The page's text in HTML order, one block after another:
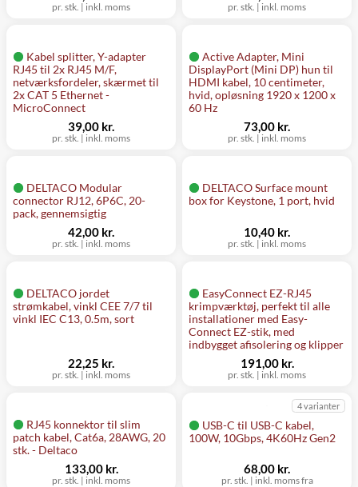
pr. stk. | inkl. moms pr. stk. | inkl. moms
Kabel splitter, Y-adapter
RJ45 til 2x RJ45 M/F,
netværksfordeler, skærmet til
2x CAT 5 Ethernet -
MicroConnect
pr. stk. | inkl. moms
39,00 kr.
Active Adapter, Mini
DisplayPort (Mini DP) hun til
HDMI kabel, 10 centimeter,
hvid, opløsning 1920 x 1200 x
60 Hz
pr. stk. | inkl. moms
73,00 kr.
DELTACO Modular
connector RJ12, 6P6C, 20-
pack, gennemsigtig
pr. stk. | inkl. moms
42,00 kr.
DELTACO Surface mount
box for Keystone, 1 port, hvid
pr. stk. | inkl. moms
10,40 kr.
DELTACO jordet
strømkabel, vinkl CEE 7/7 til
vinkl IEC C13, 0.5m, sort
pr. stk. | inkl. moms
22,25 kr.
EasyConnect EZ-RJ45
krimpværktøj, perfekt til alle
installationer med Easy-
Connect EZ-stik, med
indbygget afisolering og klipper
pr. stk. | inkl. moms
191,00 kr.
RJ45 konnektor til slim
patch kabel, Cat6a, 28AWG, 20
stk. - Deltaco
pr. stk. | inkl. moms
133,00 kr.
USB-C til USB-C kabel,
100W, 10Gbps, 4K60Hz Gen2
4 varianter
pr. stk. | inkl. moms fra
68,00 kr.